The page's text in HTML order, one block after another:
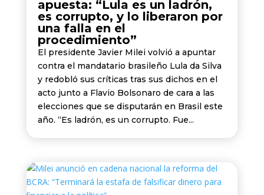
apuesta: “Lula es un ladrón,
es corrupto, y lo liberaron por
una falla en el
procedimiento”
El presidente Javier Milei volvió a apuntar
contra el mandatario brasileño Lula da Silva
y redobló sus críticas tras sus dichos en el
acto junto a Flavio Bolsonaro de cara a las
elecciones que se disputarán en Brasil este
año. “Es ladrón, es un corrupto. Fue...